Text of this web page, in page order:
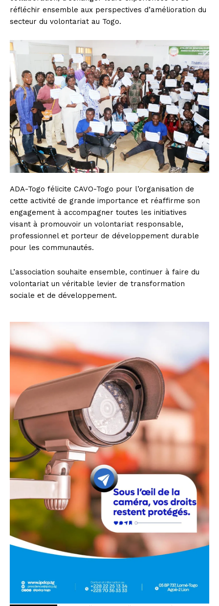
réfléchir ensemble aux perspectives d’amélioration du
secteur du volontariat au Togo.
ADA-Togo félicite CAVO-Togo pour l’organisation de
cette activité de grande importance et réaffirme son
engagement à accompagner toutes les initiatives
visant à promouvoir un volontariat responsable,
professionnel et porteur de développement durable
pour les communautés.
L’association souhaite ensemble, continuer à faire du
volontariat un véritable levier de transformation
sociale et de développement.